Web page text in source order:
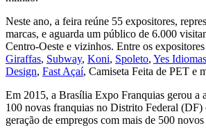
Neste ano, a feira reúne 55 expositores,
marcas, e aguarda um público de 6.000
Centro-Oeste e vizinhos. Entre os
Giraffas, Subway, Koni, Spoleto, Yes Idiomas
Design, Fast Açaí, Camiseta Feita de PET e
Em 2015, a Brasília Expo Franquias gerou a
100 novas franquias no Distrito Federal (DF)
geração de empregos com mais de 500